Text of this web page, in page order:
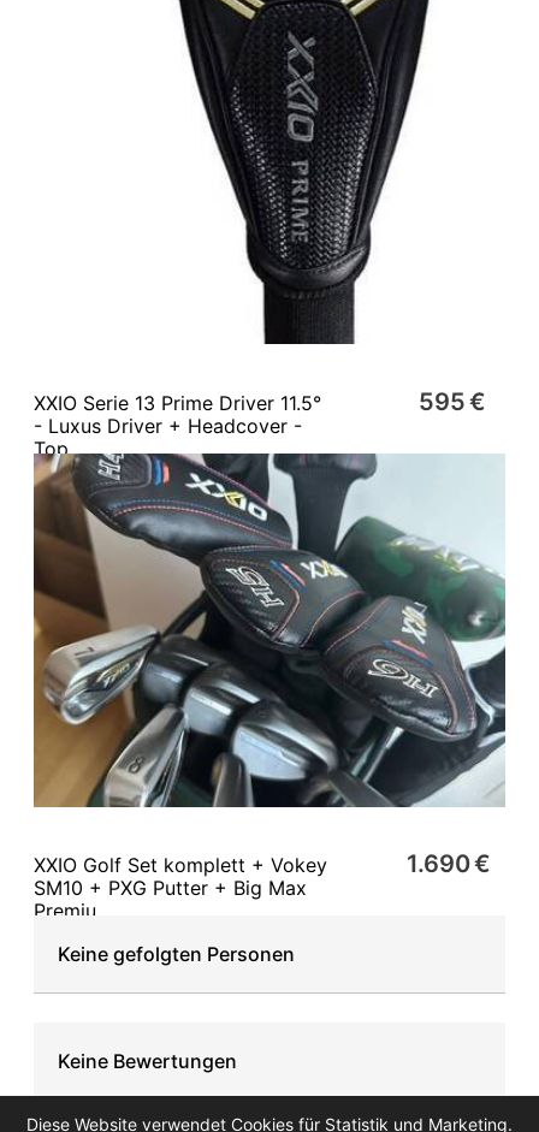
XXIO Serie 13 Prime Driver 11.5°
- Luxus Driver + Headcover -
Top
595 €
XXIO Golf Set komplett + Vokey
SM10 + PXG Putter + Big Max
Premiu
1.690 €
Keine gefolgten Personen
Keine Bewertungen
Diese Website verwendet Cookies für Statistik und Marketing.